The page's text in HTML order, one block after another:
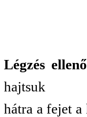
Légzés
hajtsuk
hátra a fejet